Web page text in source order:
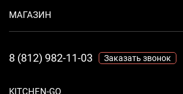
KITCHEN-GO
МАГАЗИН
8 (812) 982-11-03 Заказать звонок